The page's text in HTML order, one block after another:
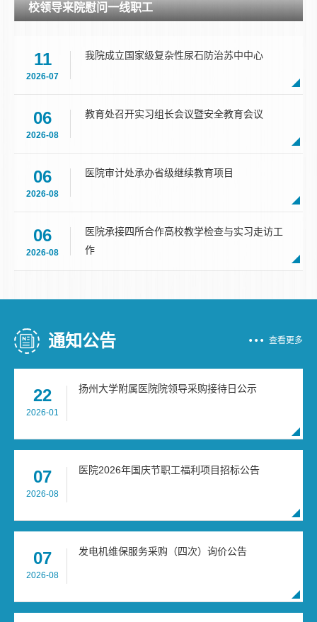
问一线职工
11
2026-07
我院成立国家级复杂性尿石防治苏中中心
06
2026-08
教育处召开实习组长会议暨安全教育会议
06
2026-08
医院审计处承办省级继续教育项目
06
2026-08
医院承接四所合作高校教学检查与实习走访工
作
通知公告 查看更多
22
2026-01
扬州大学附属医院院领导采购接待日公示
07
2026-08
医院2026年国庆节职工福利项目招标公告
07
2026-08
发电机维保服务采购（四次）询价公告